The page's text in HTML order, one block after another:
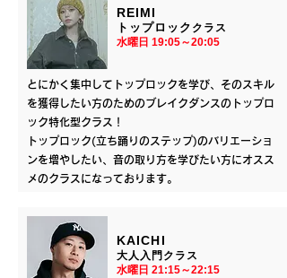
REIMI
​トップロック クラス
水曜日 19:05～20:05
とにかく集中してトップロックを学び、そのスキル
を獲得したい方のためのブレイクダンスのトップロ
ック特化型クラス！
トップロック(立ち踊りのステップ)のバリエーショ
ンを増やしたい、音の取り方を学びたい方にオスス
メのクラスになっております。
KAICHI
​大人入門クラス
​水曜日 21:15～22:15